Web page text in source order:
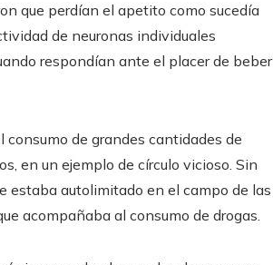
que perdían el apetito como sucedía
de neuronas individuales
respondían ante el placer de beber
de grandes cantidades de
en un ejemplo de círculo vicioso. Sin
estaba autolimitado en el campo de las
acompañaba al consumo de drogas.